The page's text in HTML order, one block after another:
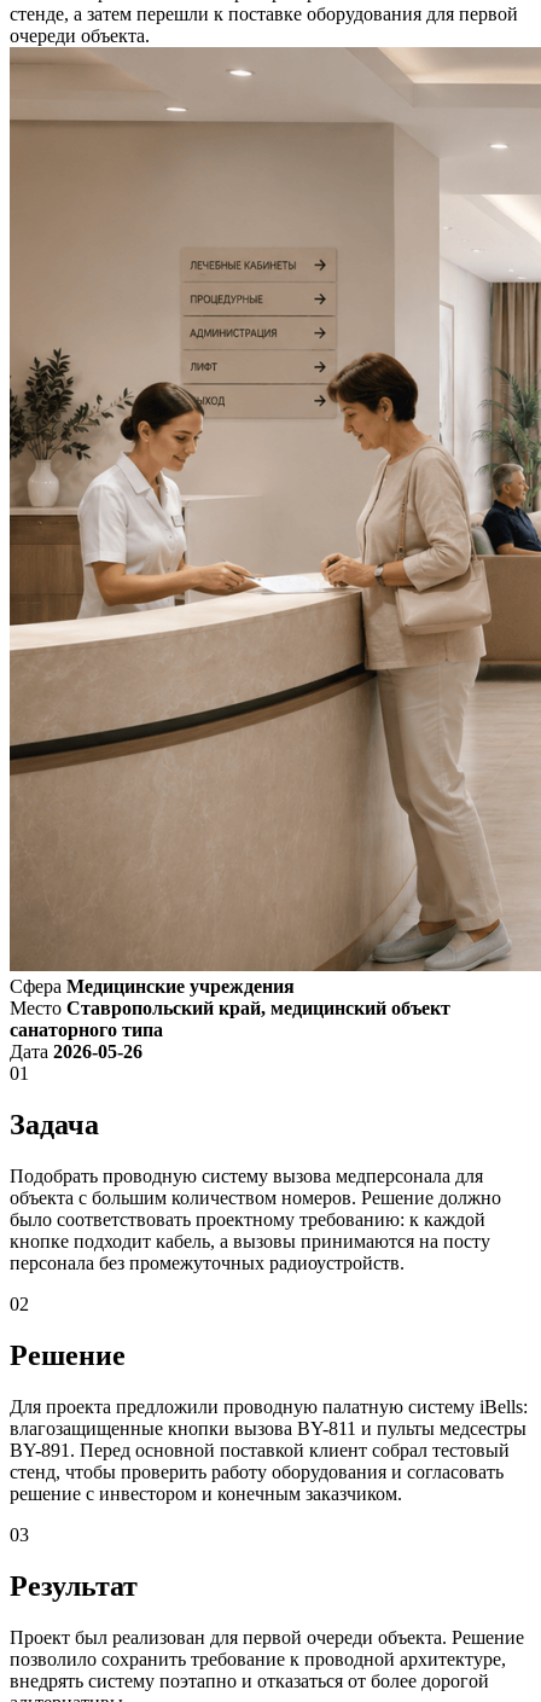
стенде, а затем перешли к поставке оборудования для первой
очереди объекта.
Сфера Медицинские учреждения
Место Ставропольский край, медицинский объект
санаторного типа
Дата 2026-05-26
01
Задача
Подобрать проводную систему вызова медперсонала для
объекта с большим количеством номеров. Решение должно
было соответствовать проектному требованию: к каждой
кнопке подходит кабель, а вызовы принимаются на посту
персонала без промежуточных радиоустройств.
02
Решение
Для проекта предложили проводную палатную систему iBells:
влагозащищенные кнопки вызова BY-811 и пульты медсестры
BY-891. Перед основной поставкой клиент собрал тестовый
стенд, чтобы проверить работу оборудования и согласовать
решение с инвестором и конечным заказчиком.
03
Результат
Проект был реализован для первой очереди объекта. Решение
позволило сохранить требование к проводной архитектуре,
внедрять систему поэтапно и отказаться от более дорогой